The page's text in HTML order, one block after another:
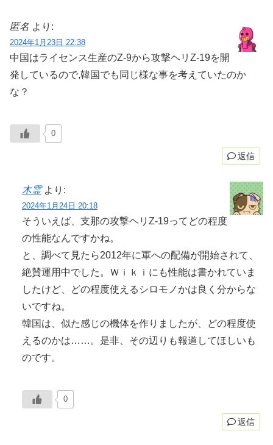
匿名 より:
2024年1月23日 22:38
中国はライセンス生産のZ-9から攻撃ヘリZ-19を開
発しているので,韓国でも同じ様な事を考えていたのか
な？
0
返信
木霊 より:
2024年1月24日 20:18
そういえば、支那の攻撃ヘリZ-19ってどの程度
の性能なんですかね。
と、調べて見たら2012年に軍への配備が開始されて、
絶賛運用中でした。Ｗｉｋｉにも性能は書かれていま
したけど、どの程度使えるシロモノかは良く分からな
いですね。
韓国は、似た感じの機体を作りましたが、どの程度使
えるのかは……。是非、その辺りも報道してほしいも
のです。
0
返信